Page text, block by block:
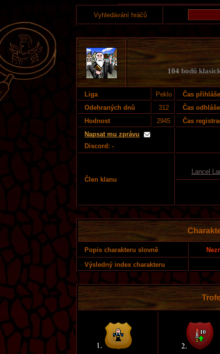
Vyhledávání hráčů
104bodů
Liga Peklo
Čas
Odehraných dnů
312
Čas
Hodnost
2945
Čas
Napsat mu zprávu
Discord: -
Člen klanu
Lancel
Popis charakteru slovně
Výsledný index charakteru